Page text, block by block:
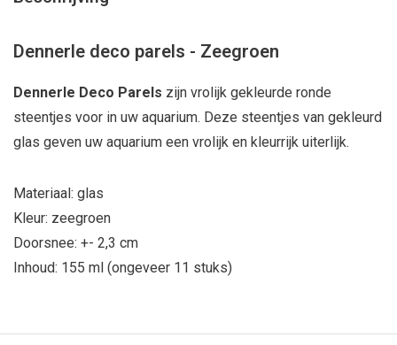
Dennerle deco parels - Zeegroen
Dennerle Deco Parels zijn vrolijk gekleurde ronde
steentjes voor in uw aquarium. Deze steentjes van gekleurd
glas geven uw aquarium een vrolijk en kleurrijk uiterlijk.
Materiaal: glas
Kleur: zeegroen
Doorsnee: +- 2,3 cm
Inhoud: 155 ml (ongeveer 11 stuks)